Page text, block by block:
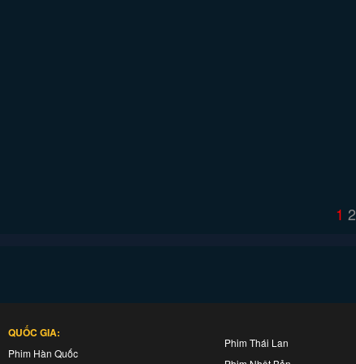
1 2
QUỐC GIA:
Phim Hàn Quốc
Phim Thái Lan